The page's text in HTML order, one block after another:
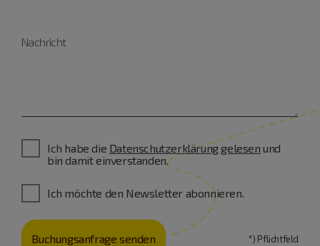
Nachricht
Ich habe die Datenschutzerklärung gelesen und
bin damit einverstanden.
Ich möchte den Newsletter abonnieren.
Buchungsanfrage senden *) Pflichtfeld